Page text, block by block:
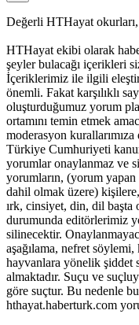
Değerli HTHayat okurları,
HTHayat ekibi olarak
şeyler bulacağı içerikleri
İçeriklerimiz ile ilgili
önemli. Fakat karşılıklı
oluşturduğumuz yorum
ortamını temin etmek
moderasyon
Türkiye Cumhuriyeti
yorumlar onaylanmaz ve
yorumların, (yorum
dahil olmak üzere)
ırk, cinsiyet, din, dil başta
durumunda editörlerimiz
silinecektir.
aşağılama, nefret
hayvanlara yönelik şiddet
almaktadır. Suçu ve
göre suçtur. Bu nedenle
hthayat.haberturk.com